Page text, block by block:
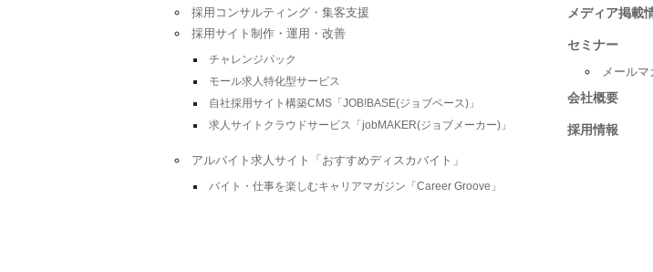
採用コンサルティング・集客支援
採用サイト制作・運用・改善
チャレンジパック
モール求人特化型サービス
自社採用サイト構築CMS「JOB!BASE(ジョブベース)」
求人サイトクラウドサービス「jobMAKER(ジョブメーカー)」
アルバイト求人サイト「おすすめディスカバイト」
バイト・仕事を楽しむキャリアマガジン「Career Groove」
メディア掲載
セミナー
メール
会社概要
採用情報